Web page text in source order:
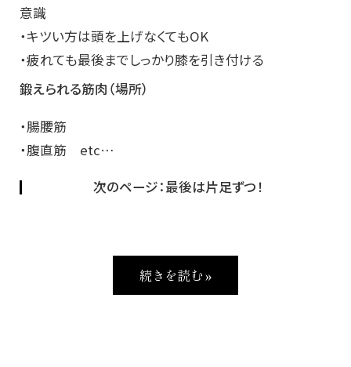
意識
・キツい方は頭を上げなくてもOK
・疲れても最後までしっかり膝を引き付ける
鍛えられる筋肉（場所）
・腸腰筋
・腹直筋 etc…
次のページ：最後は片足ずつ！
続きを読む »